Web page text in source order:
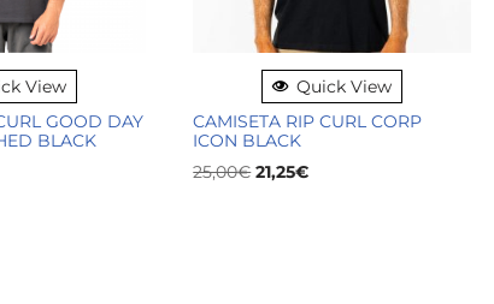
View
GOOD DAY
BLACK
Quick View
CAMISETA RIP CURL CORP
ICON BLACK
25,00€ 21,25€